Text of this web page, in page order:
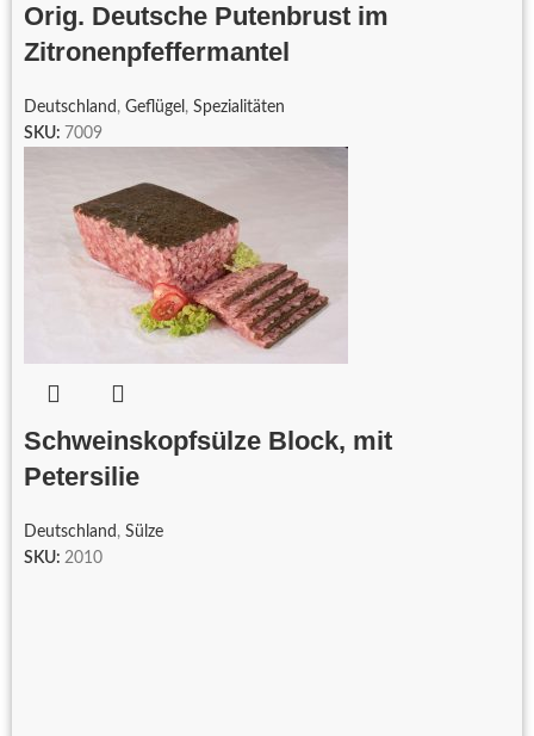
Orig. Deutsche Putenbrust im
Zitronenpfeffermantel
Deutschland , Geflügel , Spezialitäten
SKU: 7009
Schweinskopfsülze Block, mit
Petersilie
Deutschland , Sülze
SKU: 2010